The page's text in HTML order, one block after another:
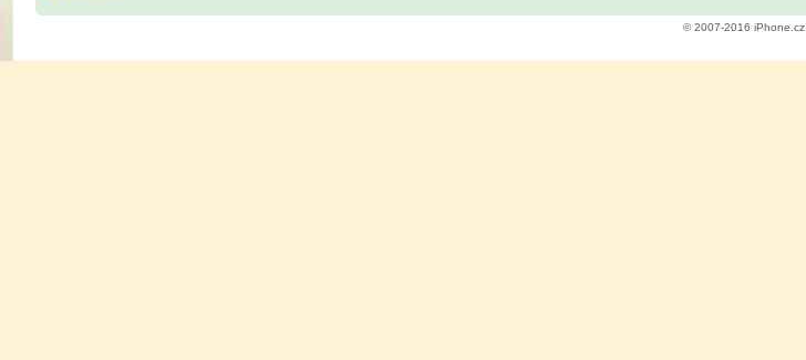
© 2007-2016 iPhone.cz